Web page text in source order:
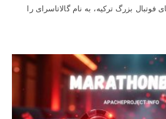
بزرگ ترکیه، به نام گالاتاسرای را